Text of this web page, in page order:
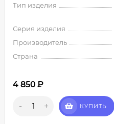
Тип изделия
Серия изделия
Производитель
Страна
4 850 ₽
- + КУПИТЬ